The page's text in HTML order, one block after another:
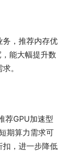
务，推荐内存优
能大幅提升数
。
荐GPU加速型
期算力需求可
扣，进一步降低